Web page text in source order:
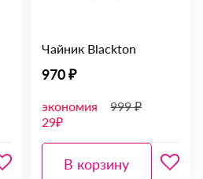
Чайник Blackton
970 ₽
экономия
29₽
999 ₽
В корзину